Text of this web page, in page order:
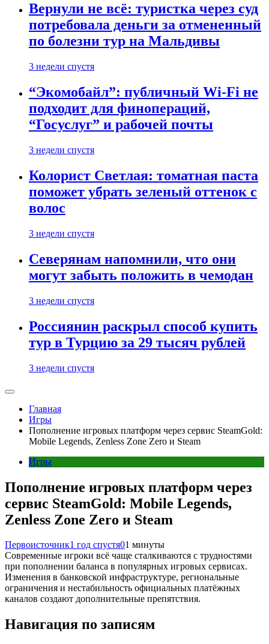
Вернули не всё: туристка через суд
потребовала деньги за отмененный
по болезни тур на Мальдивы
3 недели спустя
“Экомобайл”: публичный Wi-Fi не
подходит для финопераций,
“Госуслуг” и рабочей почты
3 недели спустя
Колорист Светлая: томатная паста
поможет убрать зеленый оттенок с
волос
3 недели спустя
Северянам напомнили, что они
могут забыть положить в чемодан
3 недели спустя
Россиянин раскрыл способ купить
тур в Турцию за 29 тысяч рублей
3 недели спустя
Главная
Игры
Пополнение игровых платформ через сервис SteamGold:
Mobile Legends, Zenless Zone Zero и Steam
Игры
Пополнение игровых платформ через
сервис SteamGold: Mobile Legends,
Zenless Zone Zero и Steam
Первоисточник1 год спустя01 минуты
Современные игроки всё чаще сталкиваются с трудностями
при пополнении баланса в популярных игровых сервисах.
Изменения в банковской инфраструктуре, региональные
ограничения и нестабильность официальных платёжных
каналов создают дополнительные препятствия.
Навигация по записям